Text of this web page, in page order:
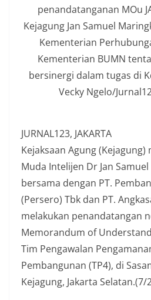
penandatanganan MOu
Kejagung Jan Samuel
Kementerian
Kementerian BUMN
bersinergi dalam tugas di
Vecky Ngelo/
JURNAL123, JAKARTA
Kejaksaan Agung (Kejagung)
Muda Intelijen Dr Jan
bersama dengan PT.
(Persero) Tbk dan PT.
melakukan penandatangan
Memorandum of
Tim Pengawalan
Pembangunan (TP4), di
Kejagung, Jakarta Selatan.(7/